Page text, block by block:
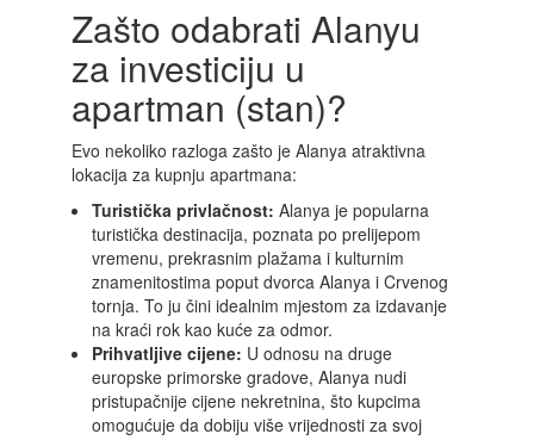
Zašto odabrati Alanyu
za investiciju u
apartman (stan)?
Evo nekoliko razloga zašto je Alanya atraktivna
lokacija za kupnju apartmana:
Turistička privlačnost: Alanya je popularna
turistička destinacija, poznata po prelijepom
vremenu, prekrasnim plažama i kulturnim
znamenitostima poput dvorca Alanya i Crvenog
tornja. To ju čini idealnim mjestom za izdavanje
na kraći rok kao kuće za odmor.
Prihvatljive cijene: U odnosu na druge
europske primorske gradove, Alanya nudi
pristupačnije cijene nekretnina, što kupcima
omogućuje da dobiju više vrijednosti za svoj